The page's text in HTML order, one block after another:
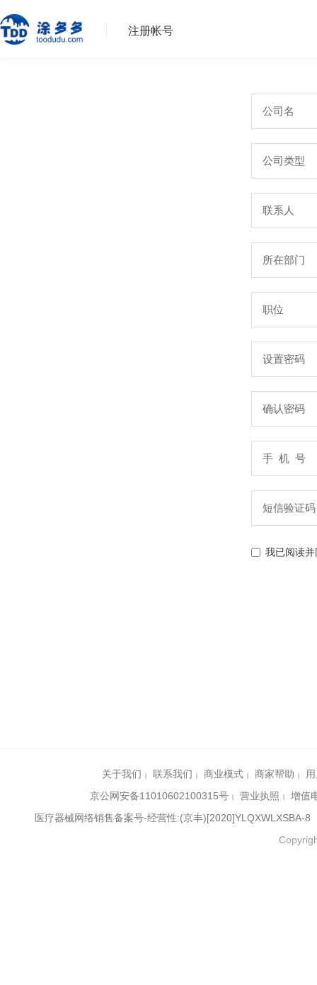
注册帐号
公司名
公司类型
联系人
所在部门
职位
设置密码
确认密码
手 机 号
短信验证码
我已阅读并
关于我们 | 联系我们 | 商业模式 | 商家帮助 |
京公网安备11010602100315号 | 营业执照 |
增值
医疗器械网络销售备案号-经营性:(京丰)[2020]YLQXWLXSBA-8